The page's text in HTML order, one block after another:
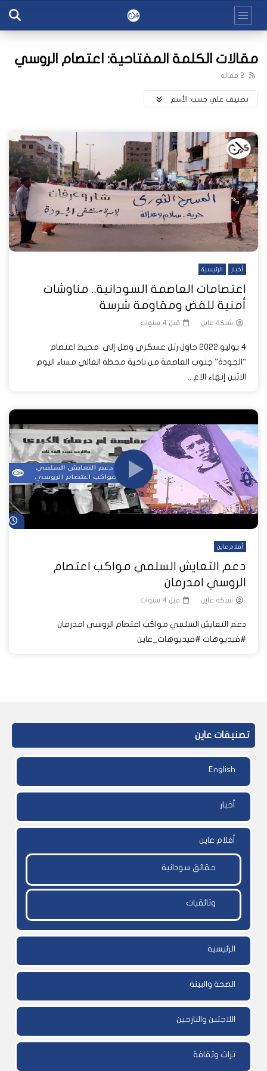
مقالات الكلمة المفتاحية: اعتصام الروسي
2 مقالة
تصنيف علي حسب: اﻷسم
أخبار الرئيسية
اعتصامات العاصمة السودانية.. مناوشات
أمنية للفض ومقاومة شرسة
شبكة عاين قبل 4 سنوات
4 يوليو 2022 حاول رتل عسكري وصل إلى محيط اعتصام
“الجودة” جنوب العاصمة من ناحية محطة الغالي مساء اليوم
الاثين إنهاء الاع...
أفلام عاين
دعم التعايش السلمي مواكب اعتصام
الروسي امدرمان
شبكة عاين قبل 4 سنوات
دعم التعايش السلمي مواكب اعتصام الروسي امدرمان
#فيديوهات #فيديوهات_عاين
تصنيفات عاين
English
أخبار
أفلام عاين
حقائق سودانية
وثائقيات
الرئيسية
الصحة والبيئة
اللاجئين والنازحين
تراث وثقافة